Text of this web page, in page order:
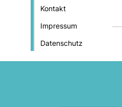
Kontakt
Impressum
Datenschutz